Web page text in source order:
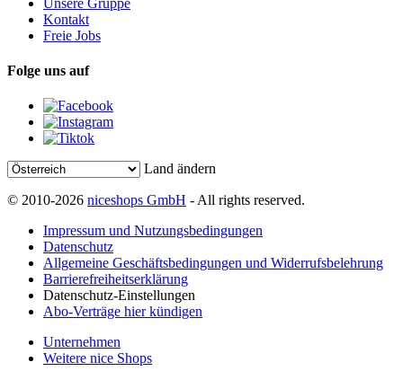
Kontakt
Freie Jobs
Folge uns auf
Land ändern
© 2010-2026 niceshops GmbH - All rights reserved.
Impressum und Nutzungsbedingungen
Datenschutz
Allgemeine Geschäftsbedingungen und Widerrufsbelehrung
Barrierefreiheitserklärung
Datenschutz-Einstellungen
Abo-Verträge hier kündigen
Unternehmen
Weitere nice Shops